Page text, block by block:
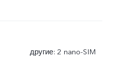
другие: 2 nano-SIM